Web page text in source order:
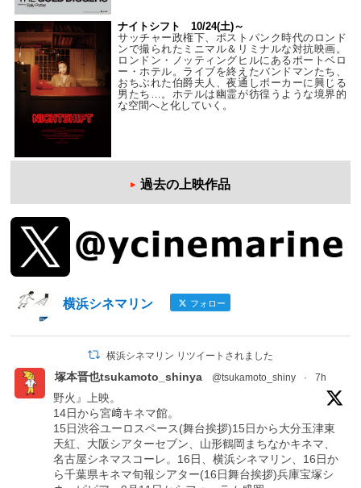
ナイトシフト 10/24(土)～
サッチャー政権下、ポストパンク時代のロンド
ンで撮られたミニマル＆リミナルな対抗映画。
ロンドン・ノッティングヒルにあるポートベロ
ー・ホテル。ライブを終えたバンドマンたち、
おちぶれた伯爵夫人、夜通しポーカーに興じる
男たち…。ホテルは幽霊が彷徨うような境界的
な空間へと化していく。
過去の上映作品
横浜シネマリン フォロー
横浜シネマリン リツイートされました
塚本晋也tsukamoto_shinya @tsukamoto_shiny · 7h
野火』上映。
14日から宮﨑キネマ館。
15日渋谷ユーロスペース(舞台挨拶)15日から大分玉津東
天紅、大阪シアターセブン、山形鶴岡まちなかキネマ、
名古屋シネマスコーレ。16日、横浜シネマリン、16日か
ら千葉県キネマ旬報シアター(16日舞台挨拶)兵庫宝塚シ